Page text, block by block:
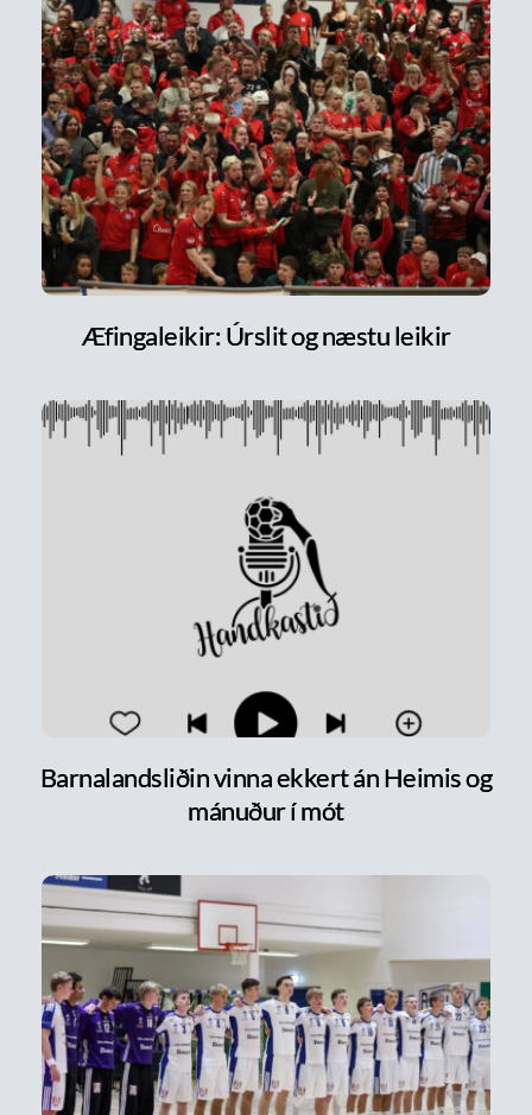
Æfingaleikir: Úrslit og næstu leikir
Barnalandsliðin vinna ekkert án Heimis og
mánuður í mót